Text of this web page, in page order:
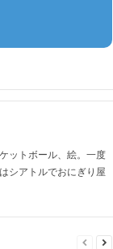
ットボール、絵。一度
シアトルでおにぎり屋